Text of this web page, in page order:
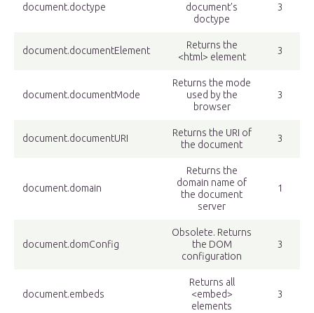
document.doctype
document’s
doctype
3
document.documentElement
Returns the
<html> element
3
document.documentMode
Returns the mode
used by the
browser
3
document.documentURI
Returns the URI of
the document
3
document.domain
Returns the
domain name of
the document
server
1
document.domConfig
Obsolete. Returns
the DOM
configuration
3
document.embeds
Returns all
<embed>
elements
3